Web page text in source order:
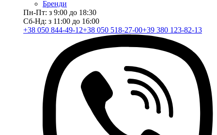
Бренди
Пн-Пт: з 9:00 до 18:30
Сб-Нд: з 11:00 до 16:00
+38 050 844-49-12+38 050 518-27-00+39 380 123-82-13